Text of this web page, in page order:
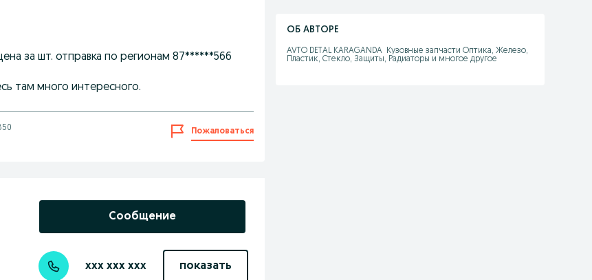
за шт. отправка по регионам 87******566
там много интересного.
Пожаловаться
Сообщение
xxx xxx xxx показать
ОБ АВТОРЕ
AVTO DETAL KARAGANDA  Кузовные запчасти Оптика, Железо,
Пластик, Стекло, Защиты, Радиаторы и многое другое